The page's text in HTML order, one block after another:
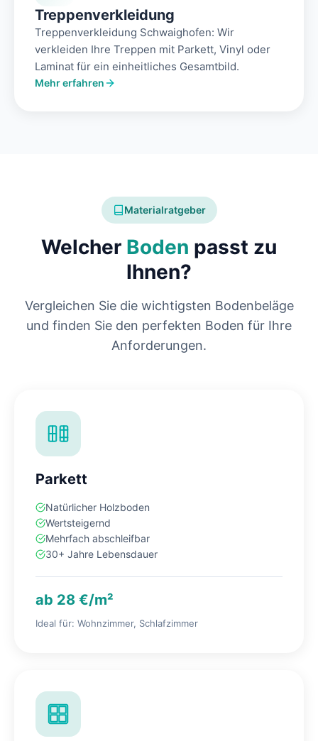
Treppenverkleidung
Treppenverkleidung Schwaighofen: Wir
verkleiden Ihre Treppen mit Parkett, Vinyl oder
Laminat für ein einheitliches Gesamtbild.
Mehr erfahren
Materialratgeber
Welcher Boden passt zu
Ihnen?
Vergleichen Sie die wichtigsten Bodenbeläge
und finden Sie den perfekten Boden für Ihre
Anforderungen.
Parkett
Natürlicher Holzboden
Wertsteigernd
Mehrfach abschleifbar
30+ Jahre Lebensdauer
ab 28 €/m²
Ideal für: Wohnzimmer, Schlafzimmer